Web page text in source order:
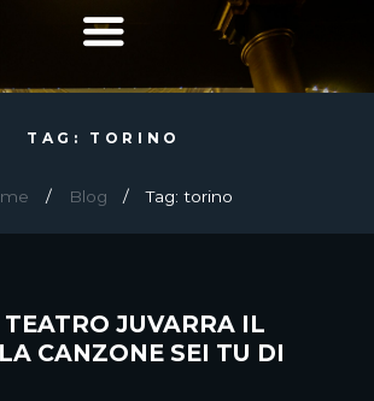
TAG: TORINO
Blog Tag: torino
JUVARRA IL
CANZONE SEI TU DI